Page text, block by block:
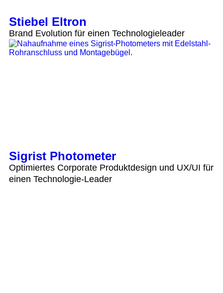
Stiebel Eltron
Brand Evolution für einen Technologieleader
Sigrist Photometer
Optimiertes Corporate Produktdesign und UX/UI für
einen Technologie-Leader